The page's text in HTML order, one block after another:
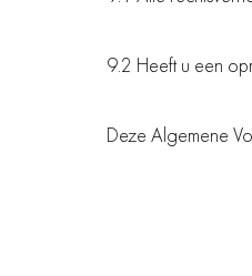
9.2 Heeft u een
Deze Algemene